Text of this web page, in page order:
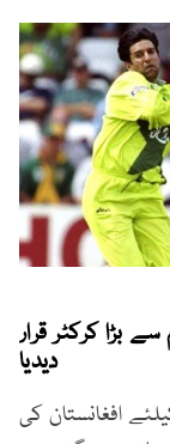
بڑا کرکٹر قرار
دیدیا
افغانستان کی